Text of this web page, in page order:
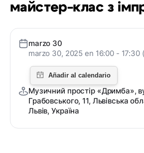
майстер-клас з
marzo 30
marzo 30, 2025 en 16:00 - 17:30
Музичний простір «Дримба»,
Грабовського, 11, Львівська
Львів, Україна